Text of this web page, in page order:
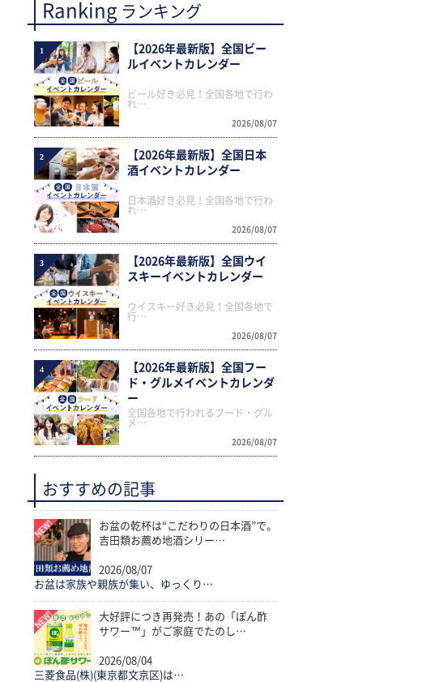
Ranking ランキング
1
【2026年最新版】全国ビー
ルイベントカレンダー
2026/08/07
ビール好き必見！全国各地で行わ
れ…
2
【2026年最新版】全国日本
酒イベントカレンダー
2026/08/07
日本酒好き必見！全国各地で行わ
れ…
3
【2026年最新版】全国ウイ
スキーイベントカレンダー
2026/08/07
ウイスキー好き必見！全国各地で
行…
4
【2026年最新版】全国フー
ド・グルメイベントカレンダ
ー
2026/08/07
全国各地で行われるフード・グル
メ…
おすすめの記事
お盆の乾杯は“こだわりの日本酒”で。
吉田類お薦め地酒シリー…
2026/08/07
お盆は家族や親族が集い、ゆっくり…
大好評につき再発売！あの「ぽん酢
サワー™」がご家庭でたのし…
2026/08/04
三菱食品(株)(東京都文京区)は…